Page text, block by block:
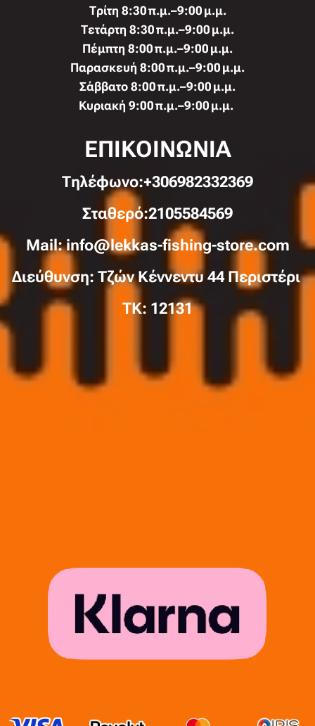
Τρίτη 8:30 π.μ.–9:00 μ.μ.
Τετάρτη 8:30 π.μ.–9:00 μ.μ.
Πέμπτη 8:00 π.μ.–9:00 μ.μ.
Παρασκευή 8:00 π.μ.–9:00 μ.μ.
Σάββατο 8:00 π.μ.–9:00 μ.μ.
Κυριακή 9:00 π.μ.–9:00 μ.μ.
ΕΠΙΚΟΙΝΩΝΙΑ
Τηλέφωνo:+306982332369
Σταθερό:2105584569
Mail: info@lekkas-fishing-store.com
Διεύθυνση: Τζών Κέννεντυ 44 Περιστέρι
TK: 12131